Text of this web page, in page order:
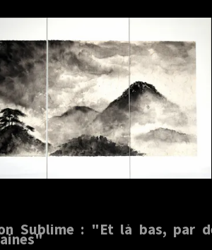
Sublime : "Et là bas, par